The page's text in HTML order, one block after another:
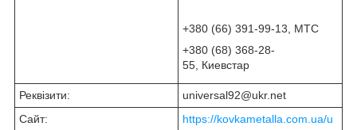
+380 (66) 391-99-13, МТС
+380 (68) 368-28-
55, Киевстар
Реквізити:
universal92@ukr.net
Сайт:
https://kovkametalla.com.ua/u